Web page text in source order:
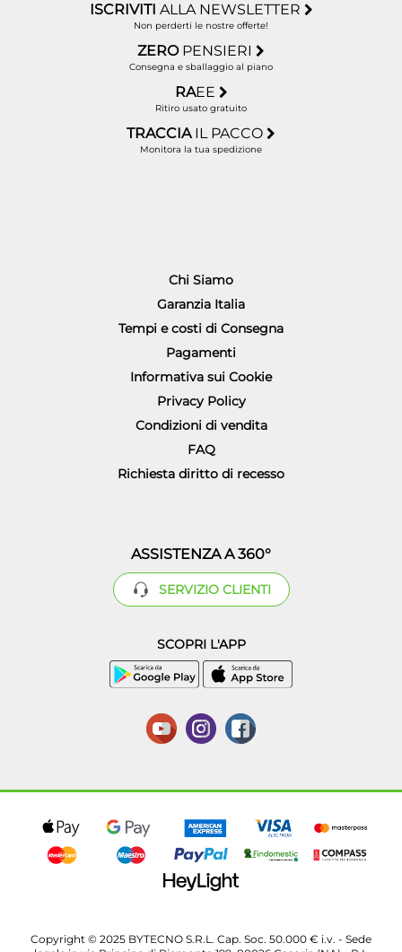
ISCRIVITI ALLA NEWSLETTER
Non perderti le nostre offerte!
ZERO PENSIERI
Consegna e sballaggio al piano
RAEE
Ritiro usato gratuito
TRACCIA IL PACCO
Monitora la tua spedizione
Chi Siamo
Garanzia Italia
Tempi e costi di Consegna
Pagamenti
Informativa sui Cookie
Privacy Policy
Condizioni di vendita
FAQ
Richiesta diritto di recesso
ASSISTENZA A 360°
SERVIZIO CLIENTI
SCOPRI L'APP
Copyright © 2025 BYTECNO S.R.L. Cap. Soc. 50.000 € i.v. - Sede